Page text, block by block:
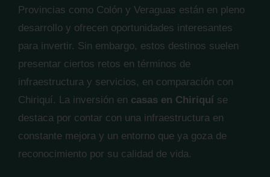
Provincias como Colón y Veraguas están en pleno
desarrollo y ofrecen oportunidades interesantes
para invertir. Sin embargo, estos destinos suelen
presentar ciertos retos en términos de
infraestructura y servicios, en comparación con
Chiriquí. La inversión en casas en Chiriquí se
destaca por contar con una infraestructura en
constante mejora y un entorno que ya goza de
reconocimiento por su calidad de vida.